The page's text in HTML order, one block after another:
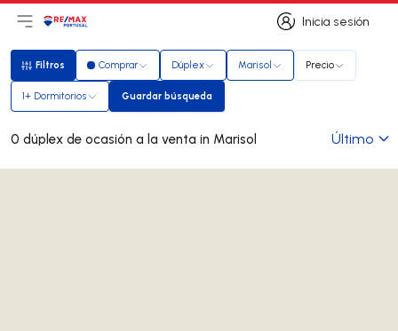
Inicia sesión
Inicia sesión
Abrir el menú principal
Logotipo
Filtros
Filtros Comprar Dúplex Marisol Precio
1+ Dormitorios Guardar búsqueda
Guardar búsqueda
0 dúplex de ocasión a la venta in Marisol Último